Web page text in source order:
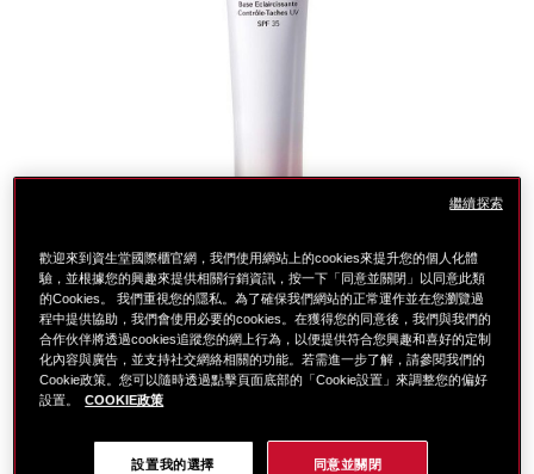
細
https://www.global-
項
選擇 色號: ivory iv
歡迎來到資生堂國際櫃官網，我們使用網站上的cookies來提升您的個人化體
驗，並根據您的興趣來提供相關行銷資訊，按一下「同意並關閉」以同意此類
的Cookies。 我們重視您的隱私。為了確保我們網站的正常運作並在您瀏覽過
程中提供協助，我們會使用必要的cookies。在獲得您的同意後，我們與我們的
合作伙伴將透過cookies追蹤您的網上行為，以便提供符合您興趣和喜好的定制
化內容與廣告，並支持社交網絡相關的功能。若需進一步了解，請參閱我們的
Cookie政策。您可以隨時透過點擊頁面底部的「Cookie設置」來調整您的偏好
設置。
COOKIE政策
設置我的選擇 同意並關閉
繼續探索